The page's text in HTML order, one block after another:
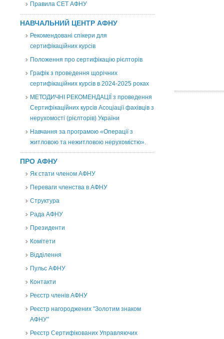
Правила СЕТ АФНУ
НАВЧАЛЬНИЙ ЦЕНТР АФНУ
Рекомендовані спікери для
сертифікаційних курсів
Положення про сертифікацію рієлторів
Графік з проведення щорічних
сертифікаційних курсів в 2024-2025 роках
МЕТОДИЧНІ РЕКОМЕНДАЦІЇ з проведення
Сертифікаційних курсів Асоціації фахівців з
нерухомості (рієлторів) України
Навчання за програмою «Операції з
житловою та нежитловою нерухомістю».
ПРО АФНУ
Як стати членом АФНУ
Переваги членства в АФНУ
Структура
Рада АФНУ
Президенти
Комітети
Відділення
Пульс АФНУ
Контакти
Реєстр членів АФНУ
Реєстр нагороджених "Золотим знаком
АФНУ"
Реєстр Сертифікованих Управляючих